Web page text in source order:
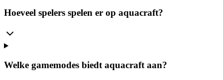
Hoeveel spelers spelen er op aquacraft?
Welke gamemodes biedt aquacraft aan?